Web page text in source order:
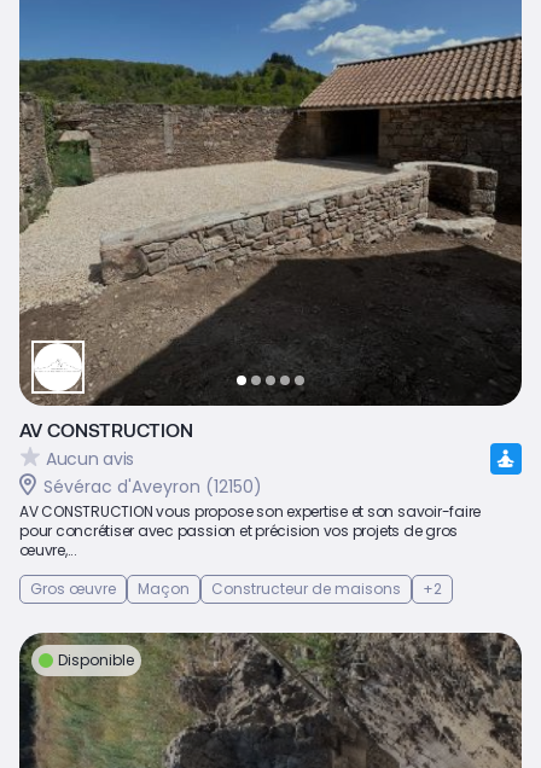
AV CONSTRUCTION
Aucun avis
Sévérac d'Aveyron (12150)
AV CONSTRUCTION vous propose son expertise et son savoir-faire
pour concrétiser avec passion et précision vos projets de gros
œuvre,...
Gros œuvre
Maçon Constructeur de maisons +2
Disponible